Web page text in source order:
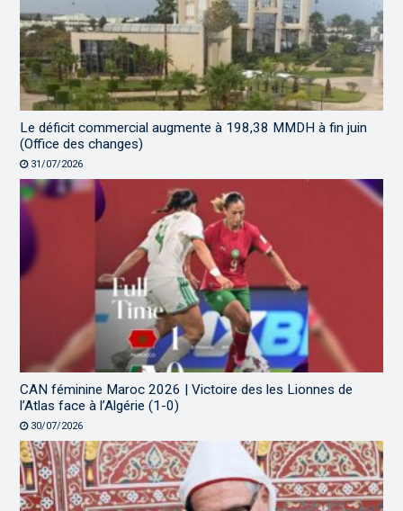
Le déficit commercial augmente à 198,38 MMDH à fin juin
(Office des changes)
31/07/2026
CAN féminine Maroc 2026 | Victoire des les Lionnes de
l’Atlas face à l’Algérie (1-0)
30/07/2026